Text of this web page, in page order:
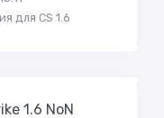
для CS 1.6
1.6 NoN